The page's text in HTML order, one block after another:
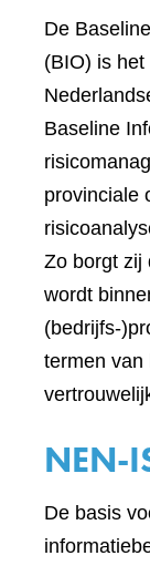
De
(BIO) is
Baseline
provinciale
Zo borgt zij
wordt
(bedrijfs-
termen van
NEN-
De basis